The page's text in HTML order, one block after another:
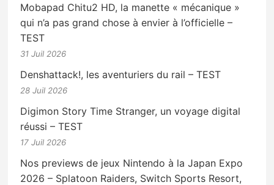
Mobapad Chitu2 HD, la manette « mécanique »
qui n’a pas grand chose à envier à l’officielle –
TEST
31 Juil 2026
Denshattack!, les aventuriers du rail – TEST
28 Juil 2026
Digimon Story Time Stranger, un voyage digital
réussi – TEST
17 Juil 2026
Nos previews de jeux Nintendo à la Japan Expo
2026 – Splatoon Raiders, Switch Sports Resort,